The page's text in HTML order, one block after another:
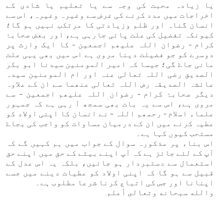
یا زیادہ محبت کی وجہ سے یا تعلیم یا شادی کے
اخراجات میں مدد کرنے کی غرض سے وغیرہ وغیرہ، اس سے
انسان گناہ اور ظلم وزیادتی کا مرتکب نہیں ہو گا؛
کیونکہ تفضیل کی علت پائی جارہی ہے، اور بعض صحابۂ
کرام - رضوان اللہ علیھم اجمعین - کا ایک وارث پر
دوسرے کو جو فضیلت دینا مروی ہے اس میں بھی یہی علت
مانی جاۓ گی؛ جیسا کہ امیر المومنین سیدنا ابو بکر
الصدیق رضی اللہ تعالی عنہ اور ام المومنین سیدہ
عائشہ الصدیقہ رض اللہ تعالی عنھما سے ان کے علاوہ
دیگر صحابۂ کرام - رضوان اللہ علیھم اجمعین – سے
مروی ہے، اس سے یہ بات بھی سمجھ آ رہی ہے کہ جمہور
علماء اسلام - رحمھم اللہ – نے انسان کا اپنی اولاد کو
عطیہ کرنے میں ان کے درمیان مساوات کو واجب کی بجاۓ
مستحب کیوں کہا ہے۔
اس بناء پر مذکورہ سوال کے جواب میں ہم کہیں گے کہ
آپ کے لئے جائز ہے کہ آپ اپنے بیٹے کے حق میں اپنے حق
استعمال سے دستبردار ہو جائیں، بلکہ یہ اس عدل کے
قبیل سے ہو گا کہ اپنی اولاد کو عطیات دینے میں جسے
اپنانا اور جس کی اتباع کرنا شرعا مطلوب ہے۔
والله سبحانه وتعالى أعلم.